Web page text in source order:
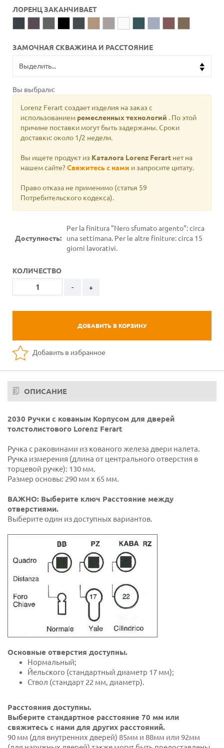
ЛОРЕНЦ ЗАКАНЧИВАЕТ
ЗАМОЧНАЯ СКВАЖИНА И РАССТОЯНИЕ
Вы выбрали:
Lorenz Ferart создает изделия на заказ с
использованием ремесленных технологий . По этой
причине поставки могут быть задержаны. Сроки
доставки: около 1/2 недели.
Вы ищете продукт из Каталога Lorenz Ferart нет на
нашем сайте?Свяжитесь с нами и запросите цитату.
Право отказа не применимо (статья 59
Потребительского кодекса).
Доступность:
Per la finitura "Nero sfumato argento": circa
una settimana. Per le altre finiture: circa 15
giorni lavorativi.
КОЛИЧЕСТВО
- +
ДОБАВИТЬ В КОРЗИНУ
Добавить в избранное
ОПИСАНИЕ
2030 Ручки с кованым Корпусом для дверей
толстолистового Lorenz Ferart
Ручка с раковинами из кованого железа двери налета.
Ручка измерения (длина от центрального отверстия в
торцевой ручке): 130 мм.
Размер основы: 290 мм х 65 мм.
ВАЖНО: Выберите ключ Расстояние между
отверстиями.
Выберите один из доступных вариантов.
Основные отверстия доступны.
Нормальный;
Йельского (стандартный диаметр 17 мм);
Ствол (стандарт 22 мм, диаметр).
Расстояния доступны.
Выберите стандартное расстояние 70 мм или
свяжитесь с нами для других расстояний.
90 мм (для внутренних дверей) 85мм и 88мм или 92мм